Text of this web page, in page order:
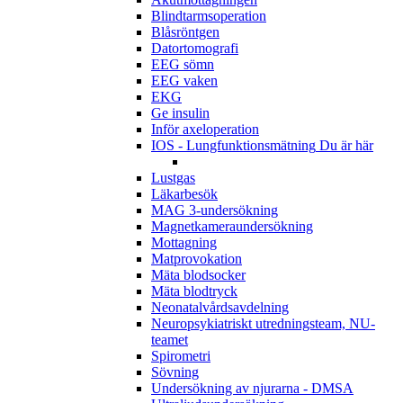
Blindtarmsoperation
Blåsröntgen
Datortomografi
EEG sömn
EEG vaken
EKG
Ge insulin
Inför axeloperation
IOS - Lungfunktionsmätning Du är här
Lustgas
Läkarbesök
MAG 3-undersökning
Magnetkameraundersökning
Mottagning
Matprovokation
Mäta blodsocker
Mäta blodtryck
Neonatalvårdsavdelning
Neuropsykiatriskt utredningsteam, NU-
teamet
Spirometri
Sövning
Undersökning av njurarna - DMSA